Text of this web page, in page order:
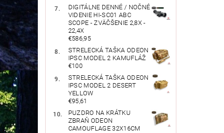
DIGITÁLNE DENNÉ / NOČNÉ
VIDENIE HI-SC01 ABC
SCOPE - ZVÄČŠENIE 2,8X -
22,4X
€586,95
STRELECKÁ TAŠKA ODEON
IPSC MODEL 2 KAMUFLÁŽ
€100
STRELECKÁ TAŠKA ODEON
IPSC MODEL 2 DESERT
YELLOW
€95,61
PUZDRO NA KRÁTKU
ZBRAŇ ODEON
CAMOUFLAGE 32X16CM